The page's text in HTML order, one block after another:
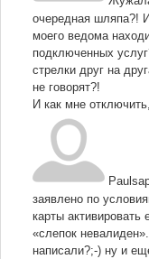
очередная шляпа?!
моего ведома
подключенных
стрелки друг на
не говорят?!
И как мне
заявлено по
карты
«слепок
написали?;-) ну и